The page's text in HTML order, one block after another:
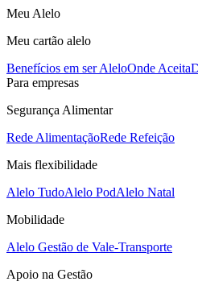
Meu Alelo
Meu cartão alelo
Benefícios em ser AleloOnde Aceita
Para empresas
Segurança Alimentar
Rede AlimentaçãoRede Refeição
Mais flexibilidade
Alelo TudoAlelo PodAlelo Natal
Mobilidade
Alelo Gestão de Vale-Transporte
Apoio na Gestão